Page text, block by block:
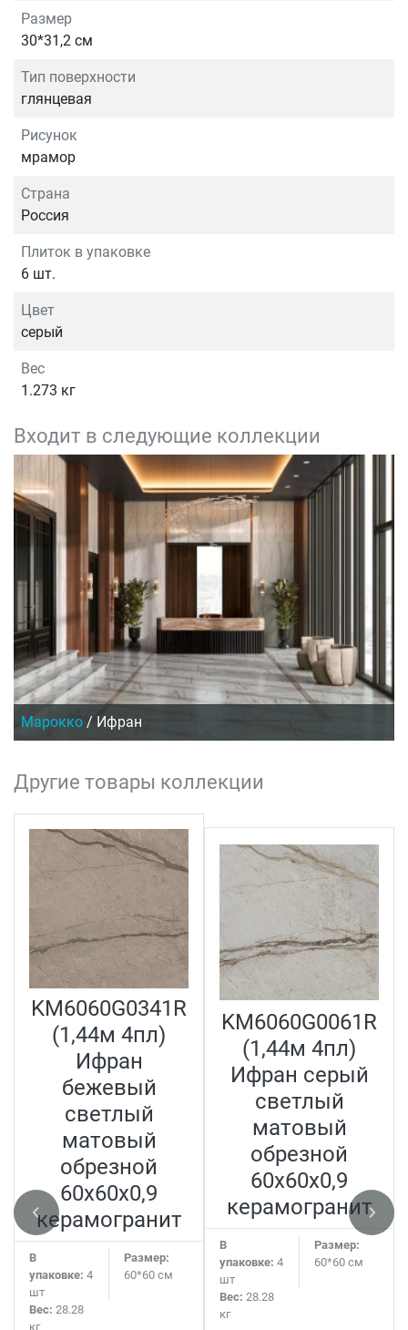
Размер
30*31,2 см
Тип поверхности
глянцевая
Рисунок
мрамор
Страна
Россия
Плиток в упаковке
6 шт.
Цвет
серый
Вес
1.273 кг
Входит в следующие коллекции
Марокко / Ифран
Другие товары коллекции
KM6060G0341R
(1,44м 4пл)
Ифран
бежевый
светлый
матовый
обрезной
60x60x0,9
керамогранит
В
упаковке: 4
шт
Размер:
60*60 см
Вес: 28.28
кг
KM6060G0061R
(1,44м 4пл)
Ифран серый
светлый
матовый
обрезной
60x60x0,9
керамогранит
В
упаковке: 4
шт
Размер:
60*60 см
Вес: 28.28
кг